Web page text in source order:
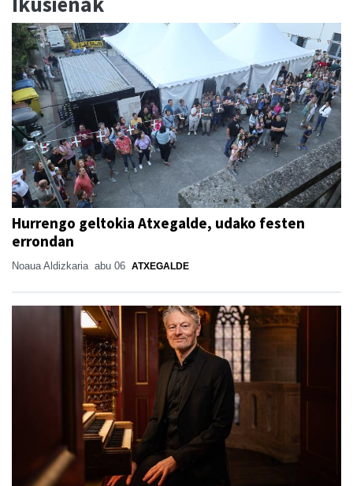
Hurrengo geltokia Atxegalde, udako festen
errondan
Noaua Aldizkaria abu 06 ATXEGALDE